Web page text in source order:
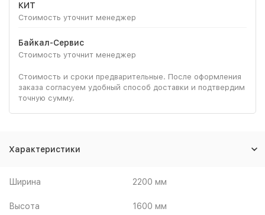
КИТ
Стоимость уточнит менеджер
Байкал-Сервис
Стоимость уточнит менеджер
Стоимость и сроки предварительные. После оформления
заказа согласуем удобный способ доставки и подтвердим
точную сумму.
Характеристики
Ширина 2200 мм
Высота 1600 мм